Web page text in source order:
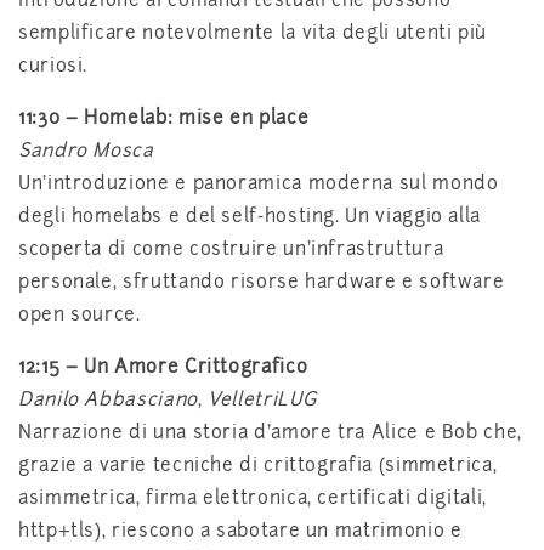
semplificare notevolmente la vita degli utenti più
curiosi.
11:30 – Homelab: mise en place
Sandro Mosca
Un’introduzione e panoramica moderna sul mondo
degli homelabs e del self-hosting. Un viaggio alla
scoperta di come costruire un’infrastruttura
personale, sfruttando risorse hardware e software
open source.
12:15 – Un Amore Crittografico
Danilo Abbasciano, VelletriLUG
Narrazione di una storia d’amore tra Alice e Bob che,
grazie a varie tecniche di crittografia (simmetrica,
asimmetrica, firma elettronica, certificati digitali,
http+tls), riescono a sabotare un matrimonio e